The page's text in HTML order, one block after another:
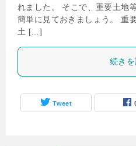
れました。 そこで、重要土地
簡単に見ておきましょう。 重
土 […]
続き
Tweet